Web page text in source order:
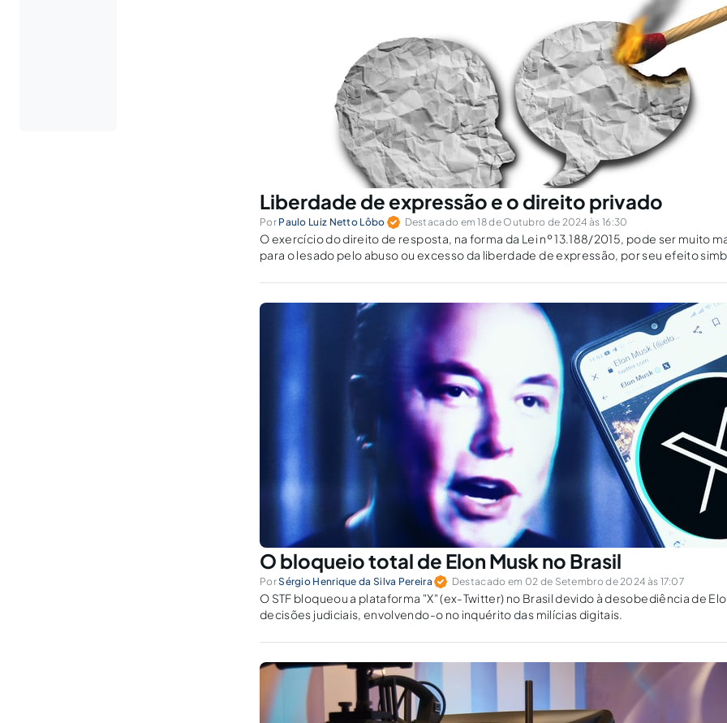
Liberdade de expressão e o direito privado
Por Paulo Luiz Netto Lôbo Destacado em 18 de Outubro de 2024 às 16:30
O exercício do direito de resposta, na forma da Lei nº 13.188/2015, pode ser muito
para o lesado pelo abuso ou excesso da liberdade de expressão, por seu efeito
O bloqueio total de Elon Musk no Brasil
PorSérgio Henrique da Silva Pereira Destacado em 02 de Setembro de 2024 às 17:07
O STF bloqueou a plataforma "X" (ex-Twitter) no Brasil devido à desobediência de
decisões judiciais, envolvendo-o no inquérito das milícias digitais.